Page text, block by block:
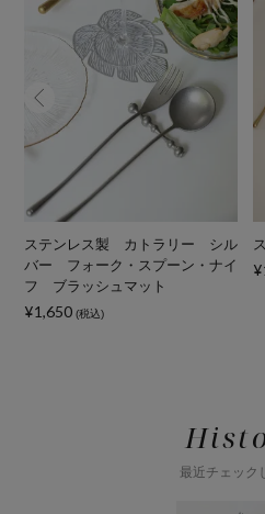
ステンレス製 カトラリー シル
バー フォーク・スプーン・ナイ
フ ブラッシュマット
¥1,650 (税込)
最近チェック